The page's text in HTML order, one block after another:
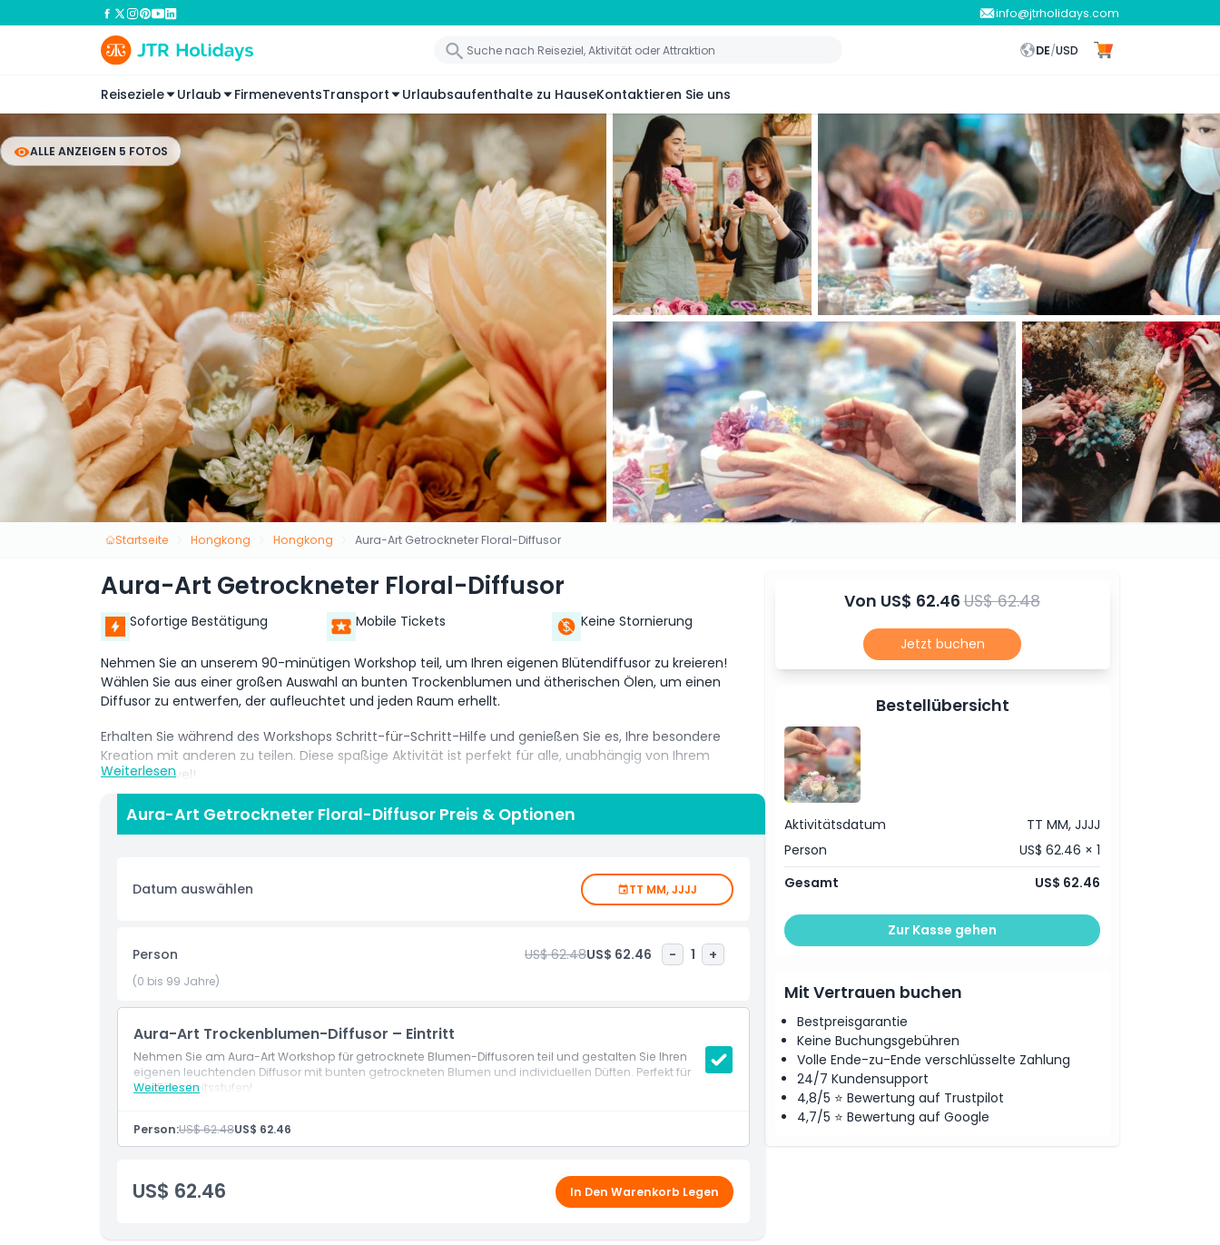
info@jtrholidays.com
DE/USD
Reiseziele Urlaub FirmeneventsTransport Urlaubsaufenthalte zu HauseKontaktieren Sie uns
ALLE ANZEIGEN 5 FOTOS
Startseite Hongkong Hongkong Aura-Art Getrockneter Floral-Diffusor
Aura-Art Getrockneter Floral-Diffusor
Sofortige Bestätigung Mobile Tickets Keine Stornierung
Nehmen Sie an unserem 90-minütigen Workshop teil, um Ihren eigenen Blütendiffusor zu kreieren!
Wählen Sie aus einer großen Auswahl an bunten Trockenblumen und ätherischen Ölen, um einen
Diffusor zu entwerfen, der aufleuchtet und jeden Raum erhellt.
Erhalten Sie während des Workshops Schritt-für-Schritt-Hilfe und genießen Sie es, Ihre besondere
Kreation mit anderen zu teilen. Diese spaßige Aktivität ist perfekt für alle, unabhängig von Ihrem
Fähigkeitslevel!
Highlights
Inklusivleistungen
Ausschlüsse
Öffnungszeiten
Dinge, die Sie wissen sollten
Ort
So lösen Sie ein
Weiterlesen
Aura-Art Getrockneter Floral-Diffusor Preis & Optionen
Datum auswählen TT MM, JJJJ
Person US$ 62.48US$ 62.46 - 1 +
(0 bis 99 Jahre)
Aura-Art Trockenblumen-Diffusor – Eintritt
Nehmen Sie am Aura-Art Workshop für getrocknete Blumen-Diffusoren teil und gestalten Sie Ihren
eigenen leuchtenden Diffusor mit bunten getrockneten Blumen und individuellen Düften. Perfekt für
alle Fähigkeitsstufen!
Weiterlesen
Person:US$ 62.48US$ 62.46
US$ 62.46 In Den Warenkorb Legen
Von US$ 62.46US$ 62.48
Jetzt buchen
Bestellübersicht
Aktivitätsdatum
TT MM, JJJJ
Person
US$ 62.46 × 1
Gesamt
US$ 62.46
Zur Kasse gehen
Mit Vertrauen buchen
Bestpreisgarantie
Keine Buchungsgebühren
Volle Ende-zu-Ende verschlüsselte Zahlung
24/7 Kundensupport
4,8/5 ⭐ Bewertung auf Trustpilot
4,7/5 ⭐ Bewertung auf Google